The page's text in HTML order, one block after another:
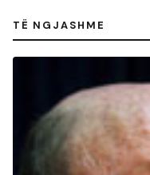
TË NGJASHME